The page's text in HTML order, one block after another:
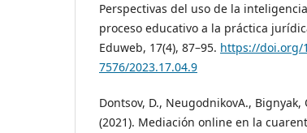
Perspectivas del uso de la
proceso educativo a la práctica
Eduweb, 17(4), 87–95. https://doi.org/
7576/2023.17.04.9
Dontsov, D., NeugоdnikovA., Bignyak,
(2021). Mediación online en la